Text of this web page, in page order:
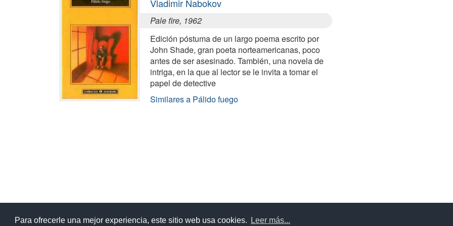
Para ofrecerle una mejor experiencia, este sitio web usa cookies. Leer más...
Vladimir Nabokov
Pale fire, 1962
Edición póstuma de un largo poema escrito por
John Shade, gran poeta norteamericanas, poco
antes de ser asesinado. También, una novela de
intriga, en la que al lector se le invita a tomar el
papel de detective
Similares a Pálido fuego
Ayuda Aviso legal